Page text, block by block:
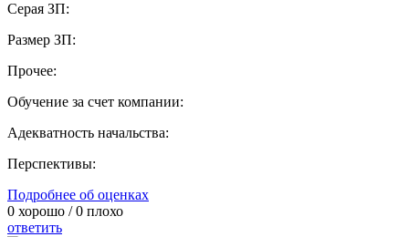
Серая ЗП:
Размер ЗП:
Прочее:
Обучение за счет компании:
Адекватность начальства:
Перспективы:
Подробнее об оценках
0 хорошо /0 плохо
ответить